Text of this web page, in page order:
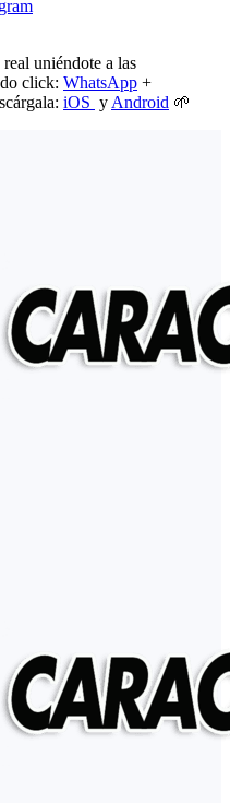
uniéndote a las
click: WhatsApp +
iOS y Android 🌱